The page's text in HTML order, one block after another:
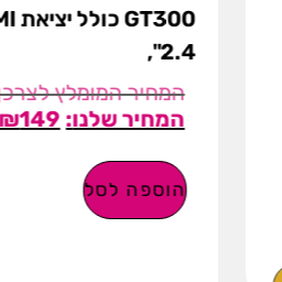
2.4",
₪149
הוספה לסל